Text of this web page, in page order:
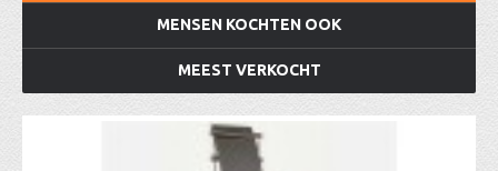
MENSEN KOCHTEN OOK
MEEST VERKOCHT